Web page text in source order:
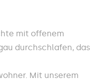
mit offenem
durchschlafen, das
Mit unserem